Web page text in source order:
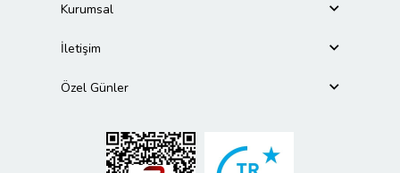
Kurumsal
İletişim
Özel Günler